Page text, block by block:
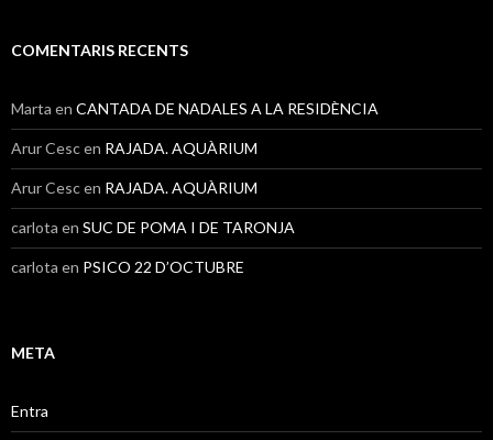
COMENTARIS RECENTS
Marta en CANTADA DE NADALES A LA RESIDÈNCIA
Arur Cescen RAJADA. AQUÀRIUM
Arur Cescen RAJADA. AQUÀRIUM
carlota en SUC DE POMA I DE TARONJA
carlota en PSICO 22 D’OCTUBRE
META
Entra